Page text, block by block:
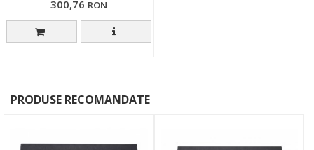
300,76 RON
PRODUSE RECOMANDATE